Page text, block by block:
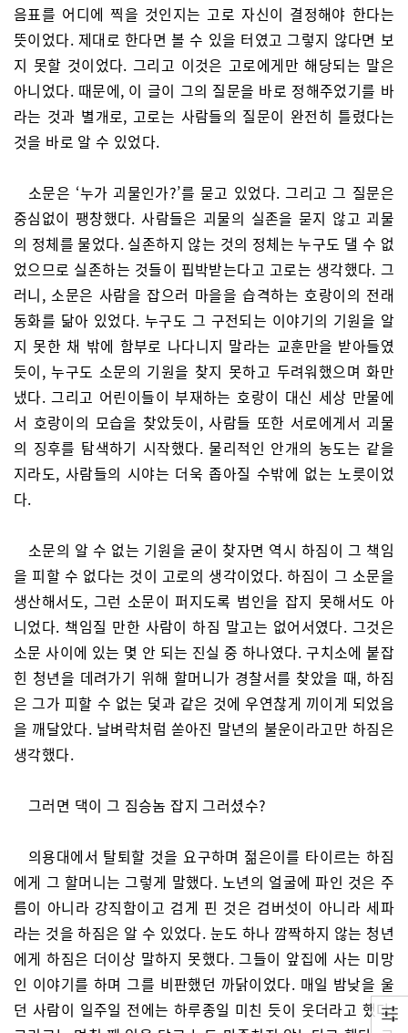
음표를 어디에 찍을 것인지는 고로 자신이 결정해야 한다는
뜻이었다. 제대로 한다면 볼 수 있을 터였고 그렇지 않다면 보
지 못할 것이었다. 그리고 이것은 고로에게만 해당되는 말은
아니었다. 때문에, 이 글이 그의 질문을 바로 정해주었기를 바
라는 것과 별개로, 고로는 사람들의 질문이 완전히 틀렸다는
것을 바로 알 수 있었다.
소문은 ‘누가 괴물인가?’를 묻고 있었다. 그리고 그 질문은
중심없이 팽창했다. 사람들은 괴물의 실존을 묻지 않고 괴물
의 정체를 물었다. 실존하지 않는 것의 정체는 누구도 댈 수 없
었으므로 실존하는 것들이 핍박받는다고 고로는 생각했다. 그
러니, 소문은 사람을 잡으러 마을을 습격하는 호랑이의 전래
동화를 닮아 있었다. 누구도 그 구전되는 이야기의 기원을 알
지 못한 채 밖에 함부로 나다니지 말라는 교훈만을 받아들였
듯이, 누구도 소문의 기원을 찾지 못하고 두려워했으며 화만
냈다. 그리고 어린이들이 부재하는 호랑이 대신 세상 만물에
서 호랑이의 모습을 찾았듯이, 사람들 또한 서로에게서 괴물
의 징후를 탐색하기 시작했다. 물리적인 안개의 농도는 같을
지라도, 사람들의 시야는 더욱 좁아질 수밖에 없는 노릇이었
다.
소문의 알 수 없는 기원을 굳이 찾자면 역시 하짐이 그 책임
을 피할 수 없다는 것이 고로의 생각이었다. 하짐이 그 소문을
생산해서도, 그런 소문이 퍼지도록 범인을 잡지 못해서도 아
니었다. 책임질 만한 사람이 하짐 말고는 없어서였다. 그것은
소문 사이에 있는 몇 안 되는 진실 중 하나였다. 구치소에 붙잡
힌 청년을 데려가기 위해 할머니가 경찰서를 찾았을 때, 하짐
은 그가 피할 수 없는 덫과 같은 것에 우연찮게 끼이게 되었음
을 깨달았다. 날벼락처럼 쏟아진 말년의 불운이라고만 하짐은
생각했다.
그러면 댁이 그 짐승놈 잡지 그러셨수?
의용대에서 탈퇴할 것을 요구하며 젊은이를 타이르는 하짐
에게 그 할머니는 그렇게 말했다. 노년의 얼굴에 파인 것은 주
름이 아니라 강직함이고 검게 핀 것은 검버섯이 아니라 세파
라는 것을 하짐은 알 수 있었다. 눈도 하나 깜짝하지 않는 청년
에게 하짐은 더이상 말하지 못했다. 그들이 앞집에 사는 미망
인 이야기를 하며 그를 비판했던 까닭이었다. 매일 밤낮을 울
던 사람이 일주일 전에는 하루종일 미친 듯이 웃더라고 했다.